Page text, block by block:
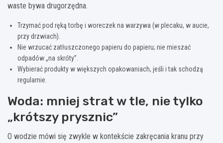
waste bywa drugorzędna.
Trzymać pod ręką torbę i woreczek na warzywa (w plecaku, w aucie,
przy drzwiach).
Nie wrzucać zatłuszczonego papieru do papieru; nie mieszać
odpadów „na skróty”.
Wybierać produkty w większych opakowaniach, jeśli i tak schodzą
regularnie.
Woda: mniej strat w tle, nie tylko
„krótszy prysznic”
O wodzie mówi się zwykle w kontekście zakręcania kranu przy